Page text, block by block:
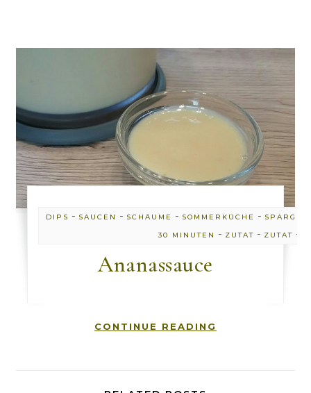
DIPS - SAUCEN - SCHÄUME - SOMMERKÜCHE -
30 MINUTEN
- ZUTAT - ZUTAT -
Ananassauce
CONTINUE READING